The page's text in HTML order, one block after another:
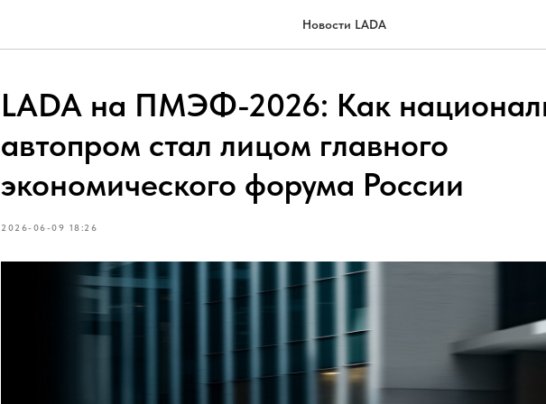
Новости LADA
LADA на ПМЭФ-2026: Как
автопром стал лицом главного
экономического форума России
2026-06-09 18:26